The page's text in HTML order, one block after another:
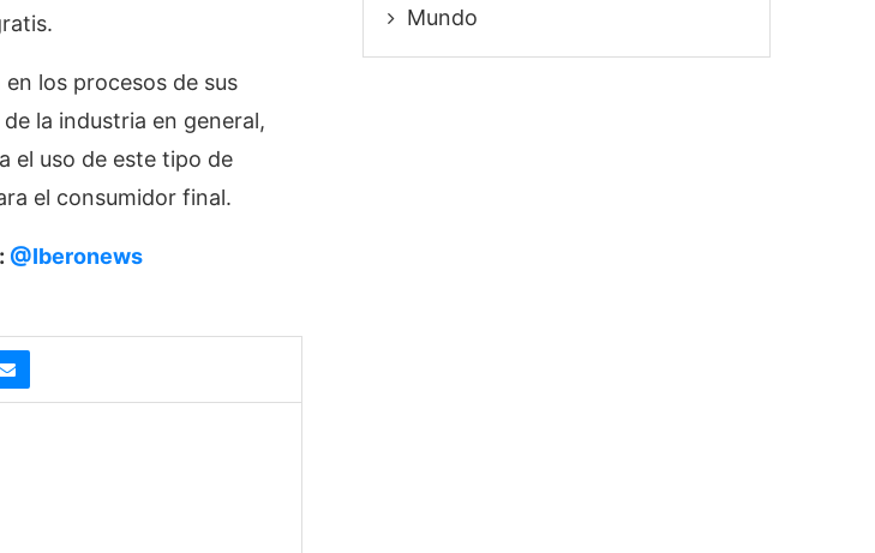
los procesos de sus
la industria en general,
el uso de este tipo de
el consumidor final.
@Iberonews
Mundo